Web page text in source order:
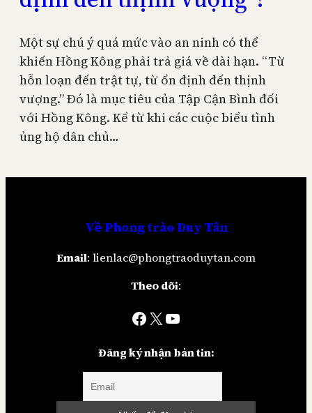
Một sự chú ý quá mức vào an ninh có thể
khiến Hồng Kông phải trả giá về dài hạn. “Từ
hỗn loạn đến trật tự, từ ổn định đến thịnh
vượng.” Đó là mục tiêu của Tập Cận Bình đối
với Hồng Kông. Kể từ khi các cuộc biểu tình
ủng hộ dân chủ…
Về Phong trào Duy Tân
Email: lienlac@phongtraoduytan.com
Theo dõi:
Facebook X YouTube
Đăng ký nhận bản tin: